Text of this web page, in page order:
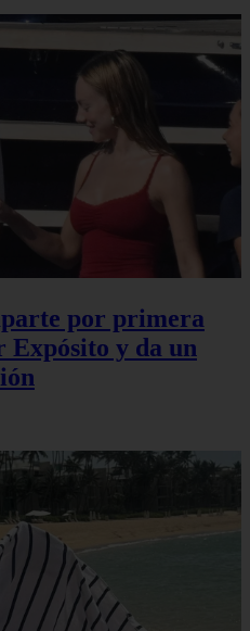
por primera
Expósito y da un